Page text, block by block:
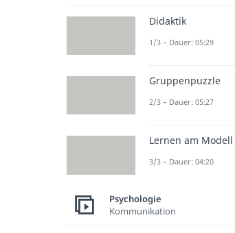
Didaktik
1/3 – Dauer: 05:29
Gruppenpuzzle
2/3 – Dauer: 05:27
Lernen am Modell
3/3 – Dauer: 04:20
Psychologie
Kommunikation